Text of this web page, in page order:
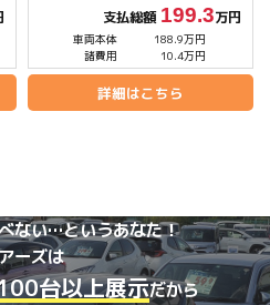
支払総額 199.3万円
車両本体
188.9万円
諸費用
10.4万円
詳細はこちら
ない…というあなた！
ーズは
台以上展示だから